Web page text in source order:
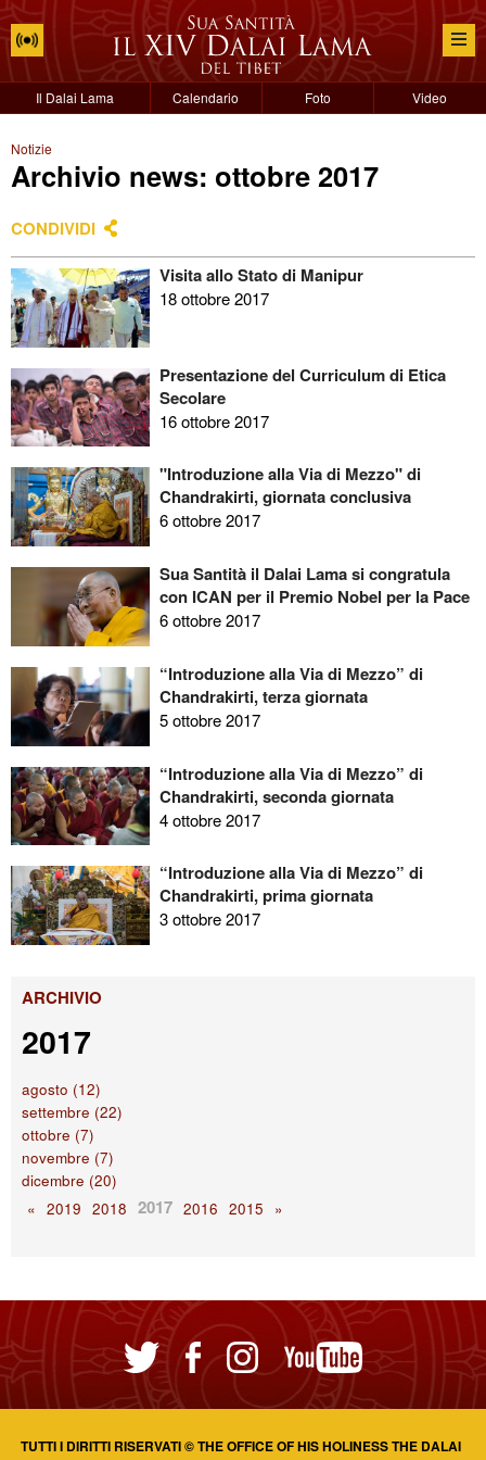
Il Dalai Lama Calendario Foto Video
Notizie
Archivio news: ottobre 2017
CONDIVIDI
Visita allo Stato di Manipur
18 ottobre 2017
Presentazione del Curriculum di Etica
Secolare
16 ottobre 2017
"Introduzione alla Via di Mezzo" di
Chandrakirti, giornata conclusiva
6 ottobre 2017
Sua Santità il Dalai Lama si congratula
con ICAN per il Premio Nobel per la Pace
6 ottobre 2017
“Introduzione alla Via di Mezzo” di
Chandrakirti, terza giornata
5 ottobre 2017
“Introduzione alla Via di Mezzo” di
Chandrakirti, seconda giornata
4 ottobre 2017
“Introduzione alla Via di Mezzo” di
Chandrakirti, prima giornata
3 ottobre 2017
ARCHIVIO
2017
agosto (12)
settembre (22)
ottobre (7)
novembre (7)
dicembre (20)
« 2019 2018 2017 2016 2015 »
​TUTTI I DIRITTI RISERVATI © THE OFFICE OF HIS HOLINESS THE DALAI